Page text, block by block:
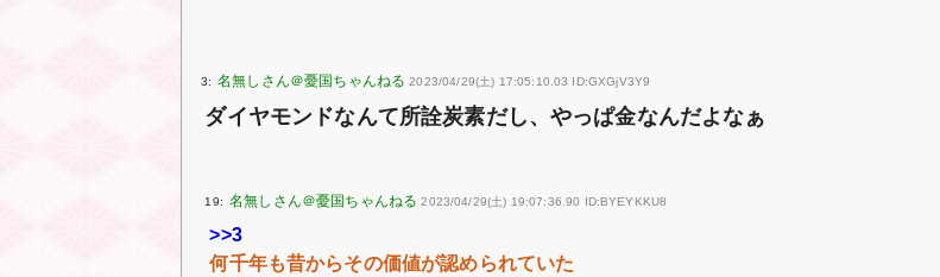
3: 2023/04/29(土) 17:05:10.03 ID:GXGjV3Y9
ダイヤモンドなんて所詮炭素だし、やっぱ金なんだよなぁ
19: 2023/04/29(土) 19:07:36.90 ID:BYEYKKU8
>>3
何千年も昔からその価値が認められていた